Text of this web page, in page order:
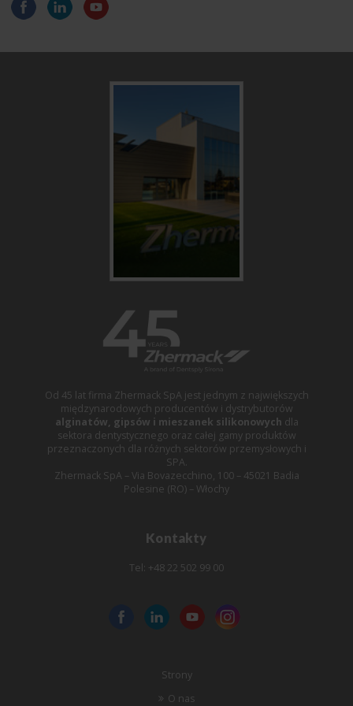
Od 45 lat firma Zhermack SpA jest jednym z największych
międzynarodowych producentów i dystrybutorów
alginatów, gipsów i mieszanek silikonowych dla
sektora dentystycznego oraz całej gamy produktów
przeznaczonych dla różnych sektorów przemysłowych i
SPA.
Zhermack SpA – Via Bovazecchino, 100 – 45021 Badia
Polesine (RO) – Włochy
Kontakty
Tel: +48 22 502 99 00
Strony
O nas